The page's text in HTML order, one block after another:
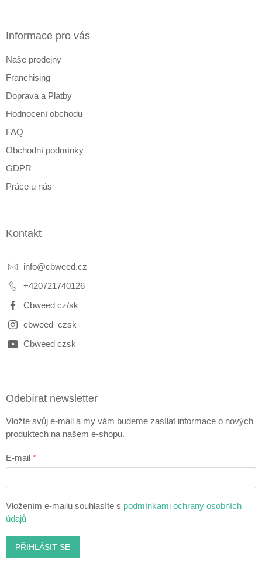
Informace pro vás
Naše prodejny
Franchising
Doprava a Platby
Hodnocení obchodu
FAQ
Obchodní podmínky
GDPR
Práce u nás
Kontakt
info@cbweed.cz
+420721740126
Cbweed cz/sk
cbweed_czsk
Cbweed czsk
Odebírat newsletter
Vložte svůj e-mail a my vám budeme zasílat informace o nových
produktech na našem e-shopu.
E-mail
Vložením e-mailu souhlasíte s podmínkami ochrany osobních
údajů
PŘIHLÁSIT SE